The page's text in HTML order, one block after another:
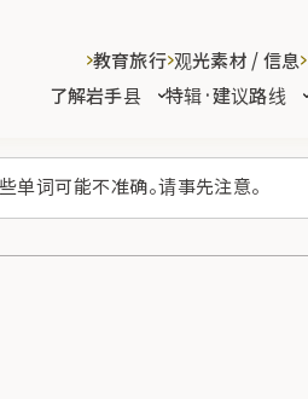
单词可能不准确。请事先注意。
了解岩手县 特辑·建议路线
教育旅行 观光素材 / 信息